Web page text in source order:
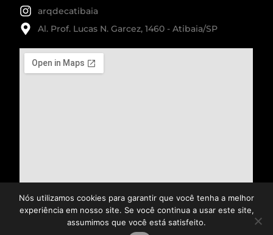
arqdecatibaia
Al. Prof. Lucas N. Garcez, 1460 - Atibaia/SP
Nós utilizamos cookies para garantir que você tenha a melhor
experiência em nosso site. Se você continua a usar este site,
assumimos que você está satisfeito.